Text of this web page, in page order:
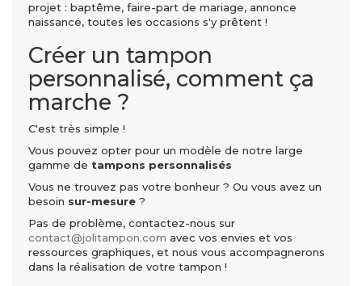
projet : baptême, faire-part de mariage, annonce
naissance, toutes les occasions s'y prêtent !
Créer un tampon
personnalisé, comment ça
marche ?
C'est très simple !
Vous pouvez opter pour un modèle de notre large
gamme de tampons personnalisés
Vous ne trouvez pas votre bonheur ? Ou vous avez un
besoin sur-mesure ?
Pas de problème, contactez-nous sur
contact@jolitampon.com avec vos envies et vos
ressources graphiques, et nous vous accompagnerons
dans la réalisation de votre tampon !